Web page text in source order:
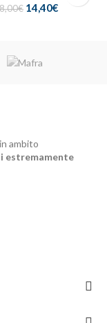
€ Il
18,00€.
14,40€
ambito
estremamente